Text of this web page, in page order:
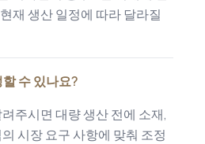
재 생산 일정에 따라 달라질
수 있나요?
주시면 대량 생산 전에 소재,
시장 요구 사항에 맞춰 조정